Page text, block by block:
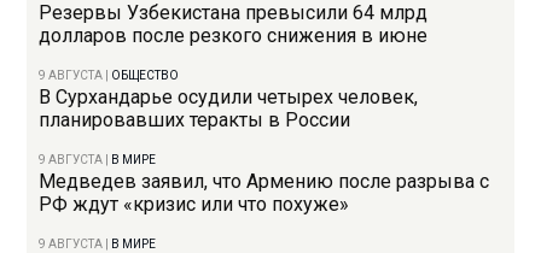
Резервы Узбекистана превысили 64 млрд
долларов после резкого снижения в июне
9 АВГУСТА ОБЩЕСТВО
В Сурхандарье осудили четырех человек,
планировавших теракты в России
9 АВГУСТА В МИРЕ
Медведев заявил, что Армению после разрыва с
РФ ждут «кризис или что похуже»
9 АВГУСТА В МИРЕ